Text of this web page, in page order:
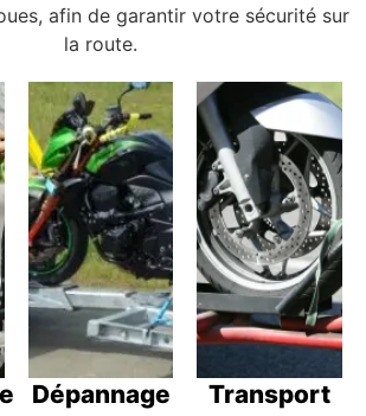
afin de garantir votre sécurité sur
la route.
Dépannage
Transport